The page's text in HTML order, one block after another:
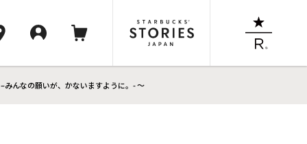
んなの願いが、かないますように。- ～